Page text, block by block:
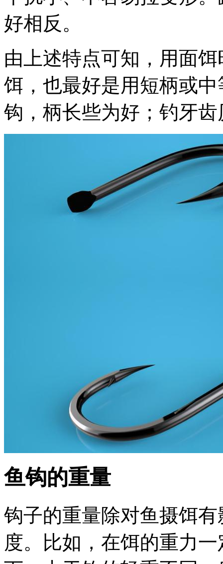
好相反。
由上述特点可知，用面
饵，也最好是用短柄或
钩，柄长些为好；钓牙
鱼钩的重量
钩子的重量除对鱼摄饵
度。比如，在饵的重力一